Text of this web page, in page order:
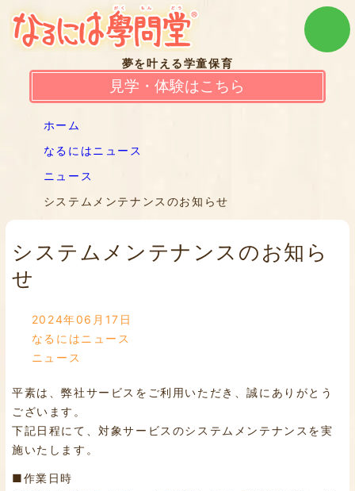
夢を叶える学童保育
見学・体験はこちら
ホーム
なるにはニュース
ニュース
システムメンテナンスのお知らせ
システムメンテナンスのお知ら
せ
2024年06月17日
なるにはニュース
ニュース
平素は、弊社サービスをご利用いただき、誠にありがとう
ございます。
下記日程にて、対象サービスのシステムメンテナンスを実
施いたします。
■作業日時